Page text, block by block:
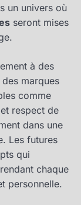
un univers où
seront mises
à des
marques
comme
respect de
dans une
Les futures
qui
chaque
personnelle.